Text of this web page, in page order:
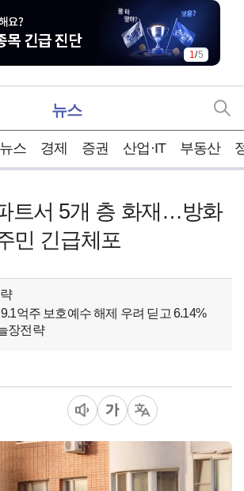
1/5
뉴스
스 경제 증권 산업·IT 부동산
트서 5개 층 화재…방화
민 긴급체포
억주 보호예수 해제 우려 딛고 6.14%
장전략